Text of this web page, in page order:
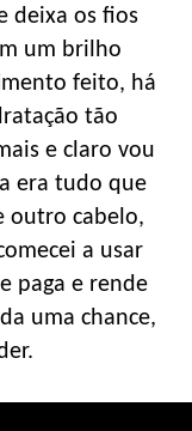
deixa os fios
um brilho
feito, há
tão
e claro vou
era tudo que
outro cabelo,
a usar
paga e rende
uma chance,